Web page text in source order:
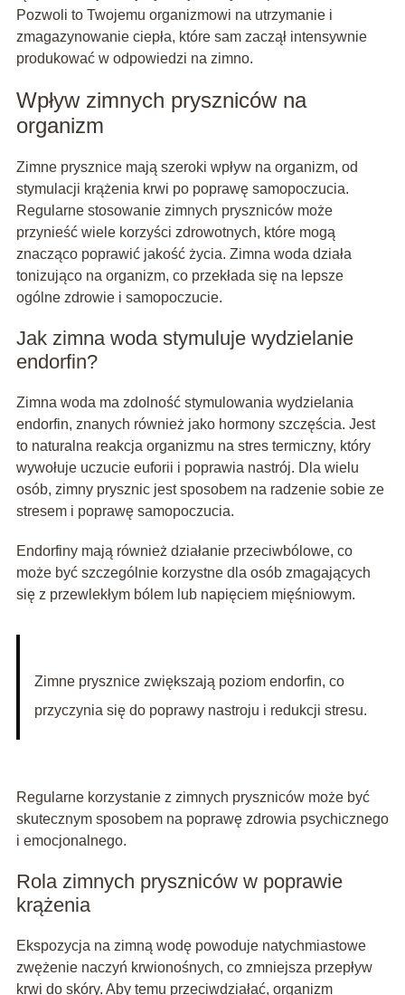
Pozwoli to Twojemu organizmowi na utrzymanie i
zmagazynowanie ciepła, które sam zaczął intensywnie
produkować w odpowiedzi na zimno.
Wpływ zimnych pryszniców na
organizm
Zimne prysznice mają szeroki wpływ na organizm, od
stymulacji krążenia krwi po poprawę samopoczucia.
Regularne stosowanie zimnych pryszniców może
przynieść wiele korzyści zdrowotnych, które mogą
znacząco poprawić jakość życia. Zimna woda działa
tonizująco na organizm, co przekłada się na lepsze
ogólne zdrowie i samopoczucie.
Jak zimna woda stymuluje wydzielanie
endorfin?
Zimna woda ma zdolność stymulowania wydzielania
endorfin, znanych również jako hormony szczęścia. Jest
to naturalna reakcja organizmu na stres termiczny, który
wywołuje uczucie euforii i poprawia nastrój. Dla wielu
osób, zimny prysznic jest sposobem na radzenie sobie ze
stresem i poprawę samopoczucia.
Endorfiny mają również działanie przeciwbólowe, co
może być szczególnie korzystne dla osób zmagających
się z przewlekłym bólem lub napięciem mięśniowym.
Zimne prysznice zwiększają poziom endorfin, co
przyczynia się do poprawy nastroju i redukcji stresu.
Regularne korzystanie z zimnych pryszniców może być
skutecznym sposobem na poprawę zdrowia psychicznego
i emocjonalnego.
Rola zimnych pryszniców w poprawie
krążenia
Ekspozycja na zimną wodę powoduje natychmiastowe
zwężenie naczyń krwionośnych, co zmniejsza przepływ
krwi do skóry. Aby temu przeciwdziałać, organizm